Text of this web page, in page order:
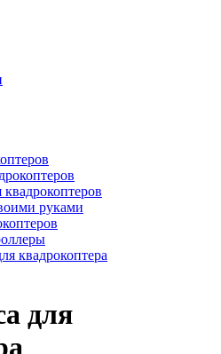
руками
квадрокоптера
для